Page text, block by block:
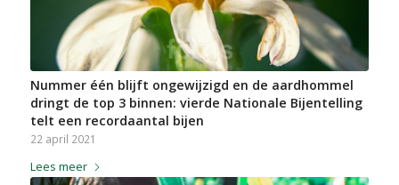
Nummer één blijft ongewijzigd en de aardhommel
dringt de top 3 binnen: vierde Nationale Bijentelling
telt een recordaantal bijen
22 april 2021
Lees meer